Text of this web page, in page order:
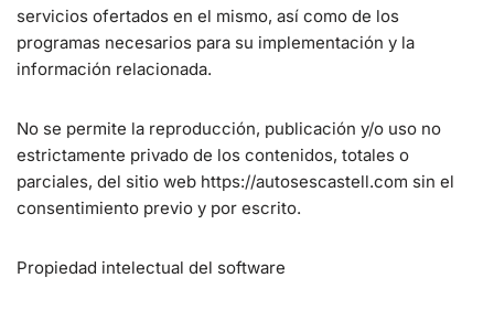
servicios ofertados en el mismo, así como de los
programas necesarios para su implementación y la
información relacionada.
No se permite la reproducción, publicación y/o uso no
estrictamente privado de los contenidos, totales o
parciales, del sitio web https://autosescastell.com sin el
consentimiento previo y por escrito.
Propiedad intelectual del software